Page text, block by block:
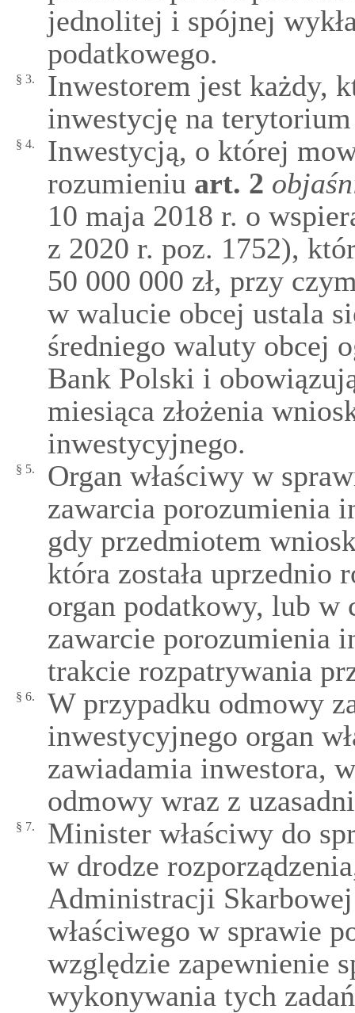
jednolitej i spójnej
podatkowego.
§ 3.
Inwestorem jest każdy,
inwestycję na
§ 4.
Inwestycją, o której
rozumieniu art. 2
10 maja 2018 r. o
z 2020 r. poz. 1752),
50 000 000 zł, przy
w walucie obcej ustala
średniego waluty obcej
Bank Polski i
miesiąca złożenia
inwestycyjnego.
§ 5.
Organ właściwy w
zawarcia porozumienia
gdy przedmiotem
która została uprzednio
organ podatkowy, lub w
zawarcie porozumienia
trakcie rozpatrywania
§ 6.
W przypadku odmowy
inwestycyjnego organ
zawiadamia inwestora,
odmowy wraz z
§ 7.
Minister właściwy do
w drodze
Administracji
właściwego w sprawie
względzie zapewnienie
wykonywania tych